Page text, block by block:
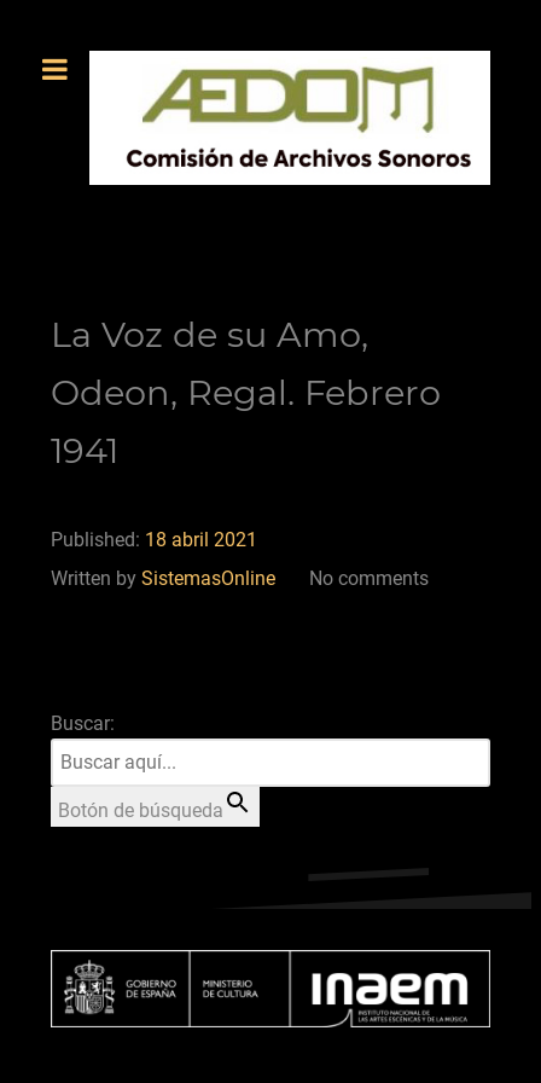
La Voz de su Amo,
Odeon, Regal. Febrero
1941
Published: 18 abril 2021
Written by SistemasOnline No comments
Buscar:
Botón de búsqueda